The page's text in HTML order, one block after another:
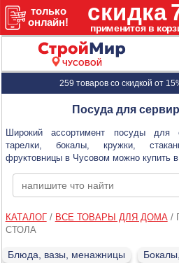
ЧУСОВОЙ
259 товаров со скидкой от
Посуда для
Широкий ассортимент посуды для
тарелки, бокалы, кружки,
фруктовницы в Чусовом можно купить в
КАТАЛОГ/ ВСЕ ТОВАРЫ ДЛЯ ДОМА/
СТОЛА
Блюда, вазы, менажницы